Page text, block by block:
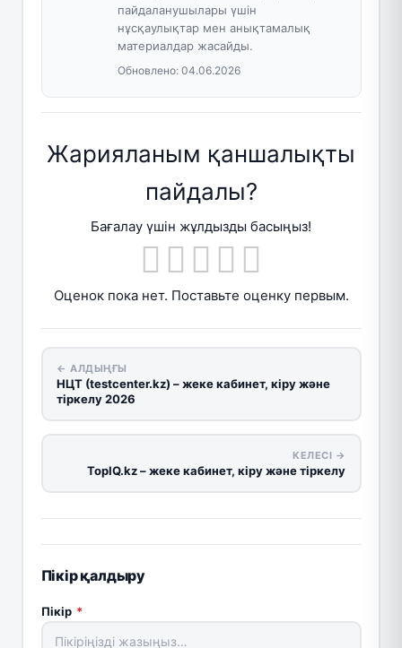
пайдаланушылары үшін
нұсқаулықтар мен анықтамалық
материалдар жасайды.
Обновлено: 04.06.2026
Жарияланым қаншалықты
пайдалы?
Бағалау үшін жұлдызды басыңыз!
Оценок пока нет. Поставьте оценку первым.
← АЛДЫҢҒЫ
НЦТ (testcenter.kz) – жеке кабинет, кіру және
тіркелу 2026
КЕЛЕСІ →
TopIQ.kz – жеке кабинет, кіру және тіркелу
Пікір қалдыру
Пікір *